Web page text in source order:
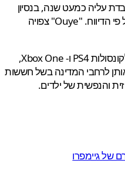
כמעט שנה, בנסיון
לייצר קונסולה ב"עיצוב ייחודי", כך על פי הדיווח. "Ouye" צפויה
לקונסולות PS4 ו- Xbox One,
לרחבי המדינה בשל חששות
של ילדים.